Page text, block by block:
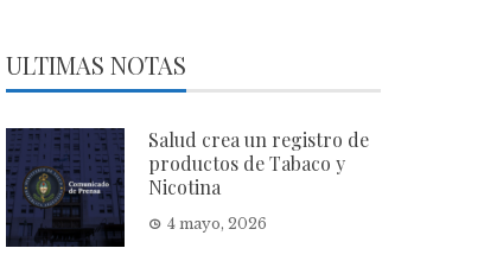
ULTIMAS NOTAS
Salud crea un registro de
productos de Tabaco y
Nicotina
4 mayo, 2026